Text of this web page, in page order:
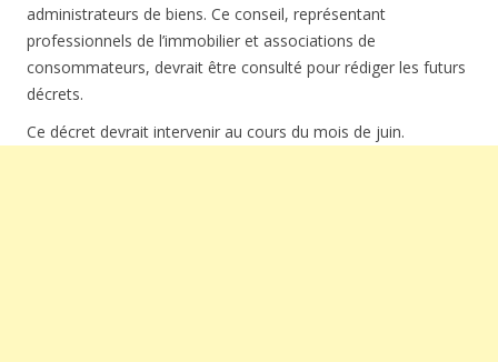
administrateurs de biens. Ce conseil, représentant
professionnels de l’immobilier et associations de
consommateurs, devrait être consulté pour rédiger les futurs
décrets.
Ce décret devrait intervenir au cours du mois de juin.